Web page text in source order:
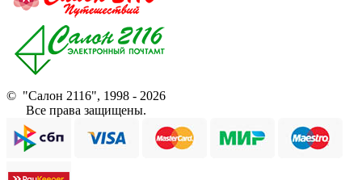
© "Салон 2116", 1998 - 2026
Все права защищены.